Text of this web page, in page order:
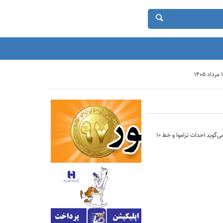
درحالی که شهرداری تهران اقدام به احداث خط ۱۰ مترو تهران کرده و برنامه ایجاد تراموا را هم در دستور کار دارد اما عضو شورای شهر تهران می‌گوید احداث تراموا و خط ۱۰